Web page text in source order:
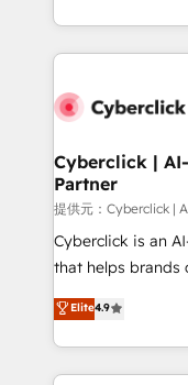
America. From casual user to super fan: make
Canada, we’ve
HubSpot
combine
and technology
growth. Our
architecture, AI
delivered through
for responsible AI adoption.
we blend
organisations
Cyberclick |
Partner
提供元：Cyberclick |
Cyberclick is an
that helps brands
creativity to
Barcelona and
the UK, we
smarter
Elite4.9